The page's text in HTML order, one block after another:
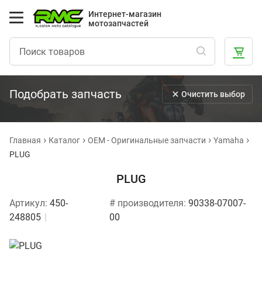
Интернет-магазин
мотозапчастей
Подобрать запчасть Очистить выбор
Главная Каталог OEM - Оригинальные запчасти
Yamaha
PLUG
PLUG
Артикул: 450-
248805
# производителя: 90338-07007-
00